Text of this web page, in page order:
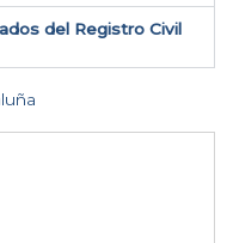
del Registro Civil